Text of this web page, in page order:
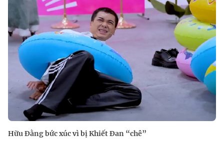
Hữu Đằng bức xúc vì bị Khiết Đan “chê”